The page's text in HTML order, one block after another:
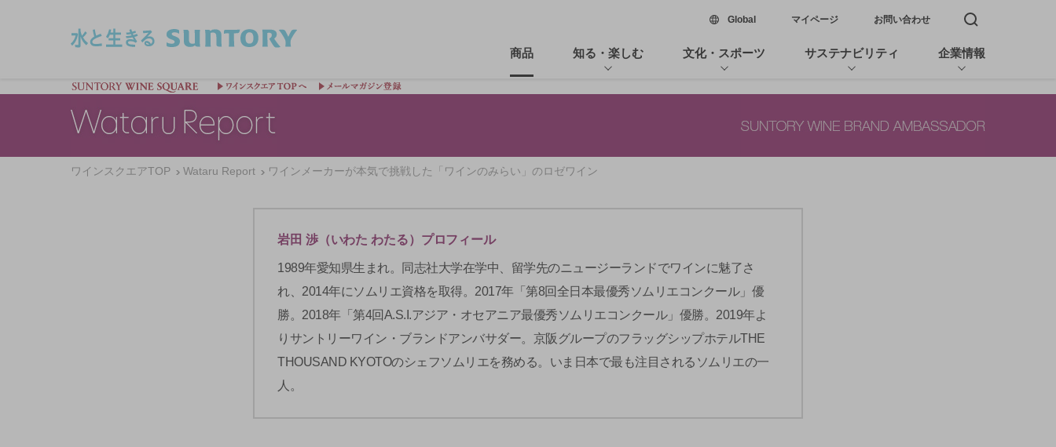
Global新しいウィンドウで開く
マイページ お問い合わせ 検索窓を開く
商品 知る・楽しむ 文化・スポーツ サステナビリティ 企業情報
ワインスクエアTOP Wataru Report ワインメーカーが本気で挑戦した「ワインのみらい」のロゼワイン
岩田 渉（いわた わたる）プロフィール
1989年愛知県生まれ。同志社大学在学中、留学先のニュージーランドでワインに魅了さ
れ、2014年にソムリエ資格を取得。2017年「第8回全日本最優秀ソムリエコンクール」優
勝。2018年「第4回A.S.I.アジア・オセアニア最優秀ソムリエコンクール」優勝。2019年よ
りサントリーワイン・ブランドアンバサダー。京阪グループのフラッグシップホテルTHE
THOUSAND KYOTOのシェフソムリエを務める。いま日本で最も注目されるソムリエの一
人。